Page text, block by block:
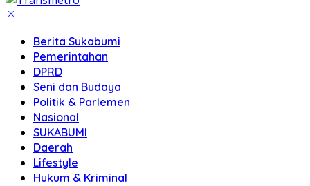
Berita Sukabumi
Pemerintahan
DPRD
Seni dan Budaya
Politik & Parlemen
Nasional
SUKABUMI
Daerah
Lifestyle
Hukum & Kriminal